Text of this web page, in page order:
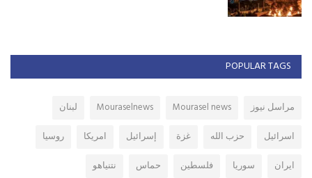
POPULAR TAGS
مراسل نيوز Mourasel news
Mouraselnews
لبنان
اسرائيل
حزب الله غزة إسرائيل امريكا
روسيا
ايران
سوريا فلسطين حماس نتنياهو